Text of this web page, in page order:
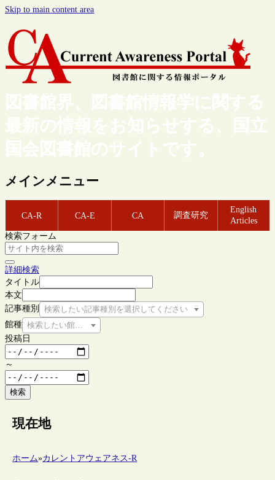
Skip to main content area
図書館界、図書館情報学に関する
最新の情報をお知らせする、国立
国会図書館のサイトです。
メインメニュー
CA-R CA-E CA 調査研究
English
Articles
検索フォーム
詳細検索
タイトル
本文
記事種別
検索したい記事種別を選択してください
館種 検索したい館種を選択してください
投稿日
～
検索
現在地
ホーム»カレントアウェアネス-R